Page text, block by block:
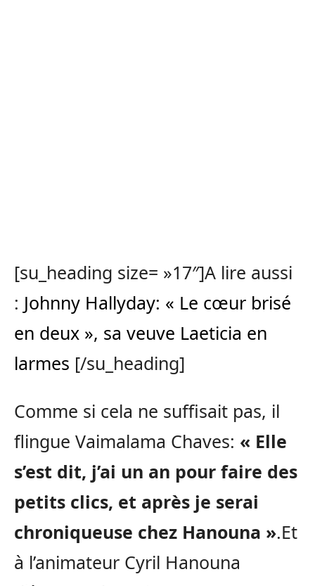
[su_heading size= »17″]A lire aussi
: Johnny Hallyday: « Le cœur brisé
en deux », sa veuve Laeticia en
larmes [/su_heading]
Comme si cela ne suffisait pas, il
flingue Vaimalama Chaves: « Elle
s’est dit, j’ai un an pour faire des
petits clics, et après je serai
chroniqueuse chez Hanouna ».Et
à l’animateur Cyril Hanouna